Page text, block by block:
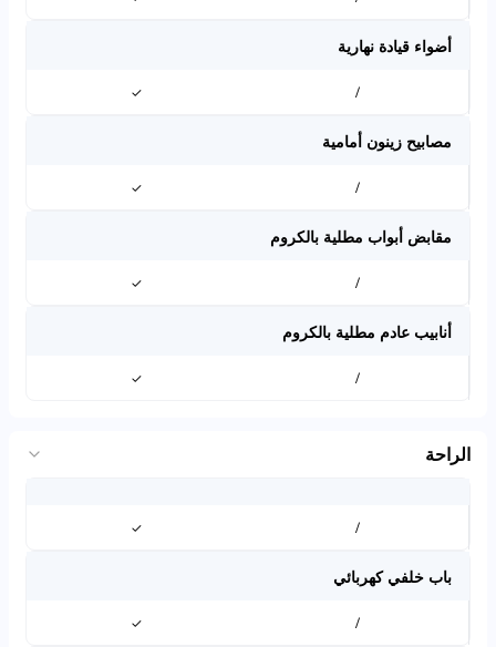
أضواء قيادة نهارية
/
✓
مصابيح زينون أمامية
/
✓
مقابض أبواب مطلية بالكروم
/
✓
أنابيب عادم مطلية بالكروم
/
✓
الراحة
/
✓
باب خلفي كهربائي
/
✓